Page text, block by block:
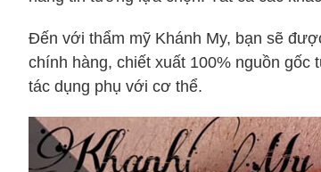
Đến với thẩm mỹ Khánh My, bạn sẽ
chính hàng, chiết xuất 100% nguồn
tác dụng phụ với cơ thể.